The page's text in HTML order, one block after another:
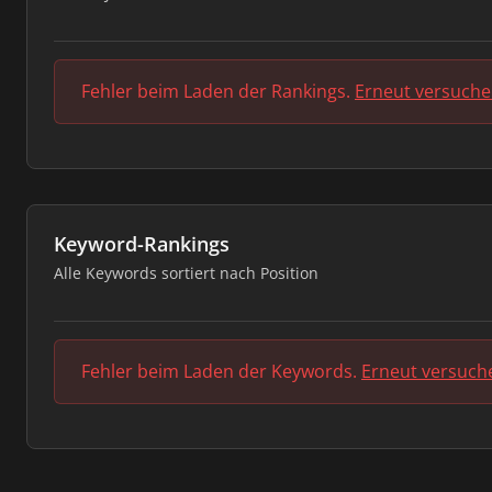
Fehler beim Laden der Rankings. Erneut
Keyword-Rankings
Alle Keywords sortiert nach Position
Fehler beim Laden der Keywords. Erneut